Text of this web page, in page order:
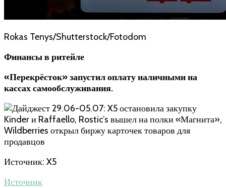
Rokas Tenys/Shutterstock/Fotodom
Финансы в ритейле
«Перекрёсток» запустил оплату наличными на
кассах самообслуживания.
Источник: X5
Источник